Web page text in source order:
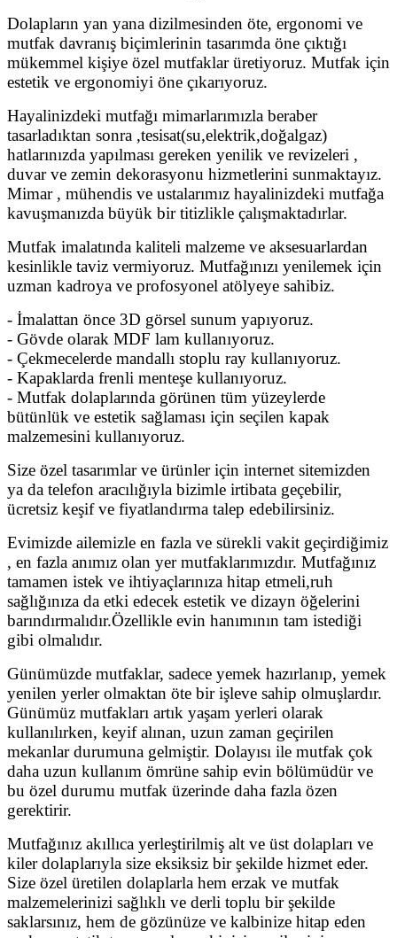
Dolapların yan yana dizilmesinden öte, ergonomi ve
mutfak davranış biçimlerinin tasarımda öne çıktığı
mükemmel kişiye özel mutfaklar üretiyoruz. Mutfak için
estetik ve ergonomiyi öne çıkarıyoruz.
Hayalinizdeki mutfağı mimarlarımızla beraber
tasarladıktan sonra ,tesisat(su,elektrik,doğalgaz)
hatlarınızda yapılması gereken yenilik ve revizeleri ,
duvar ve zemin dekorasyonu hizmetlerini sunmaktayız.
Mimar , mühendis ve ustalarımız hayalinizdeki mutfağa
kavuşmanızda büyük bir titizlikle çalışmaktadırlar.
Mutfak imalatında kaliteli malzeme ve aksesuarlardan
kesinlikle taviz vermiyoruz. Mutfağınızı yenilemek için
uzman kadroya ve profosyonel atölyeye sahibiz.
- İmalattan önce 3D görsel sunum yapıyoruz.
- Gövde olarak MDF lam kullanıyoruz.
- Çekmecelerde mandallı stoplu ray kullanıyoruz.
- Kapaklarda frenli menteşe kullanıyoruz.
- Mutfak dolaplarında görünen tüm yüzeylerde
bütünlük ve estetik sağlaması için seçilen kapak
malzemesini kullanıyoruz.
Size özel tasarımlar ve ürünler için internet sitemizden
ya da telefon aracılığıyla bizimle irtibata geçebilir,
ücretsiz keşif ve fiyatlandırma talep edebilirsiniz.
Evimizde ailemizle en fazla ve sürekli vakit geçirdiğimiz
, en fazla anımız olan yer mutfaklarımızdır. Mutfağınız
tamamen istek ve ihtiyaçlarınıza hitap etmeli,ruh
sağlığınıza da etki edecek estetik ve dizayn öğelerini
barındırmalıdır.Özellikle evin hanımının tam istediği
gibi olmalıdır.
Günümüzde mutfaklar, sadece yemek hazırlanıp, yemek
yenilen yerler olmaktan öte bir işleve sahip olmuşlardır.
Günümüz mutfakları artık yaşam yerleri olarak
kullanılırken, keyif alınan, uzun zaman geçirilen
mekanlar durumuna gelmiştir. Dolayısı ile mutfak çok
daha uzun kullanım ömrüne sahip evin bölümüdür ve
bu özel durumu mutfak üzerinde daha fazla özen
gerektirir.
Mutfağınız akıllıca yerleştirilmiş alt ve üst dolapları ve
kiler dolaplarıyla size eksiksiz bir şekilde hizmet eder.
Size özel üretilen dolaplarla hem erzak ve mutfak
malzemelerinizi sağlıklı ve derli toplu bir şekilde
saklarsınız, hem de gözünüze ve kalbinize hitap eden